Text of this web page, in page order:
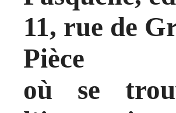
11, rue de
Pièce
où se